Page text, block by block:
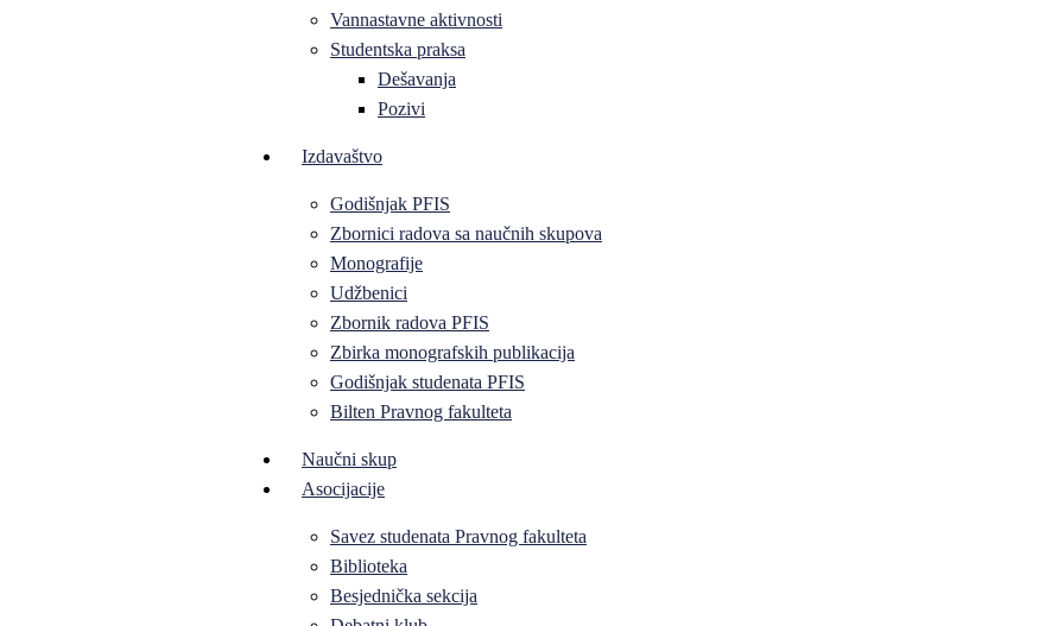
Vannastavne aktivnosti
Studentska praksa
Dešavanja
Pozivi
Izdavaštvo
Godišnjak PFIS
Zbornici radova sa naučnih skupova
Monografije
Udžbenici
Zbornik radova PFIS
Zbirka monografskih publikacija
Godišnjak studenata PFIS
Bilten Pravnog fakulteta
Naučni skup
Asocijacije
Savez studenata Pravnog fakulteta
Biblioteka
Besjednička sekcija